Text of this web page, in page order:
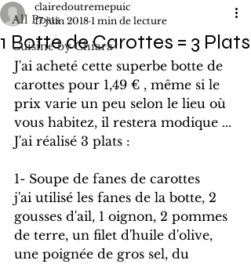
All Posts
Cuisine by Chiara
1 Botte de Carottes = 3 Plats
clairedoutremepuic
17 juin 2018 1 min de lecture
J'ai acheté cette superbe botte de
carottes pour 1,49 € , même si le
prix varie un peu selon le lieu où
vous habitez, il restera modique ...
J'ai réalisé 3 plats :
1- Soupe de fanes de carottes
j'ai utilisé les fanes de la botte, 2
gousses d'ail, 1 oignon, 2 pommes
de terre, un filet d'huile d'olive,
une poignée de gros sel, du